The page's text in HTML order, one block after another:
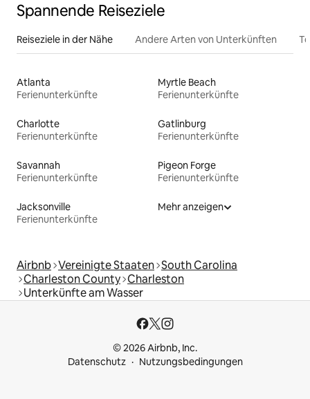
Spannende Reiseziele
Reiseziele in der Nähe Andere Arten von Unterkünften
Atlanta
Ferienunterkünfte
Myrtle Beach
Ferienunterkünfte
Charlotte
Ferienunterkünfte
Gatlinburg
Ferienunterkünfte
Savannah
Ferienunterkünfte
Pigeon Forge
Ferienunterkünfte
Jacksonville
Ferienunterkünfte
Mehr anzeigen
Airbnb Vereinigte Staaten South Carolina
Charleston County Charleston
Unterkünfte am Wasser
© 2026 Airbnb, Inc.
Datenschutz
Nutzungsbedingungen